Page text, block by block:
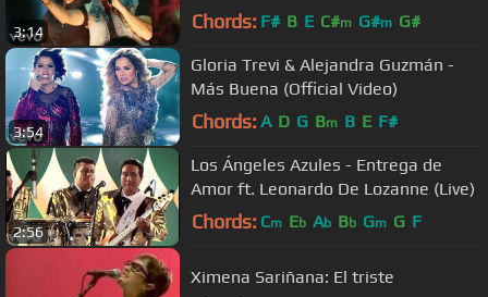
3:14 Chords: F# B E C#m G#m G#
3:54
Gloria Trevi & Alejandra Guzmán -
Más Buena (Official Video)
Chords: A D G Bm B E F#
2:56
Los Ángeles Azules - Entrega de
Amor ft. Leonardo De Lozanne (Live)
Chords: Cm Eb Ab Bb Gm G F
Ximena Sariñana: El triste